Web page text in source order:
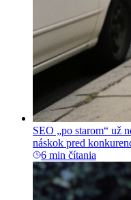
SEO „po starom“ už
náskok pred
6 min čítania